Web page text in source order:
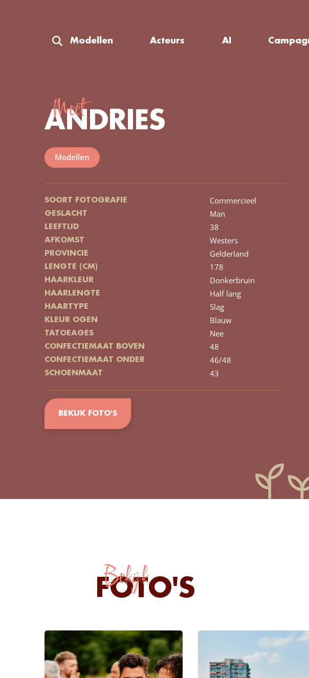
Modellen Acteurs AI
Meet
ANDRIES
Modellen
SOORT FOTOGRAFIE Commercieel
GESLACHT Man
LEEFTIJD 38
AFKOMST Westers
PROVINCIE Gelderland
LENGTE (CM) 178
HAARKLEUR Donkerbruin
HAARLENGTE Half lang
HAARTYPE Slag
KLEUR OGEN Blauw
TATOEAGES Nee
CONFECTIEMAAT BOVEN 48
CONFECTIEMAAT ONDER 46/48
SCHOENMAAT 43
BEKIJK FOTO'S
Bekijk
FOTO'S